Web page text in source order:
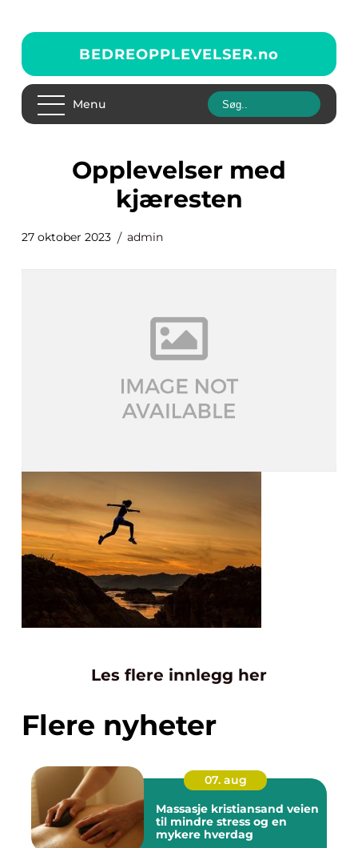
BEDREOPPLEVELSER.no
Menu
opplevelser med
kjæresten
27 oktober 2023 admin
Les flere innlegg her
Flere nyheter
07. aug
Massasje kristiansand veien
til mindre stress og en
mykere hverdag